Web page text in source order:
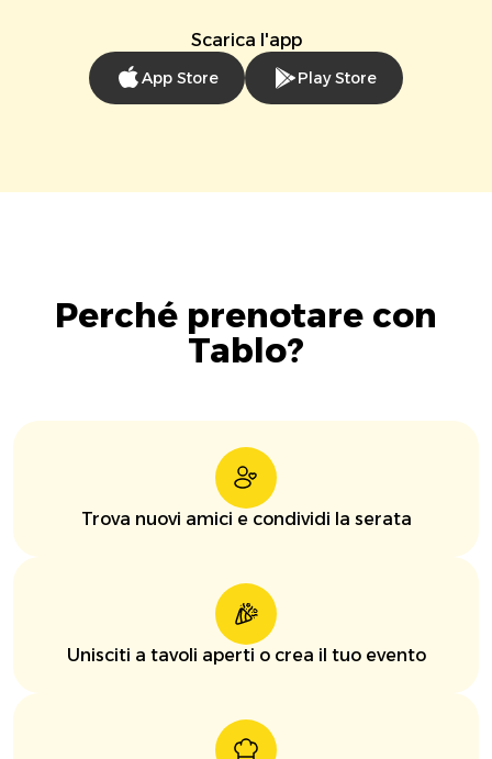
Scarica l'app
App Store Play Store
Perché prenotare con
Tablo?
Trova nuovi amici e condividi la serata
Unisciti a tavoli aperti o crea il tuo evento